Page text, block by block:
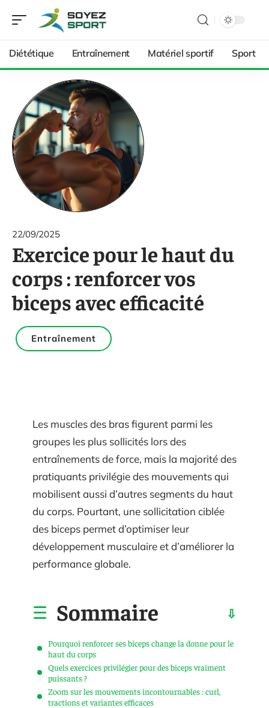
Diététique Entraînement Matériel sportif Sport
22/09/2025
Exercice pour le haut du
corps : renforcer vos
biceps avec efficacité
Entraînement
Les muscles des bras figurent parmi les
groupes les plus sollicités lors des
entraînements de force, mais la majorité des
pratiquants privilégie des mouvements qui
mobilisent aussi d’autres segments du haut
du corps. Pourtant, une sollicitation ciblée
des biceps permet d’optimiser leur
développement musculaire et d’améliorer la
performance globale.
Sommaire
Pourquoi renforcer ses biceps change la donne pour le
haut du corps
Quels exercices privilégier pour des biceps vraiment
puissants ?
Zoom sur les mouvements incontournables : curl,
tractions et variantes efficaces